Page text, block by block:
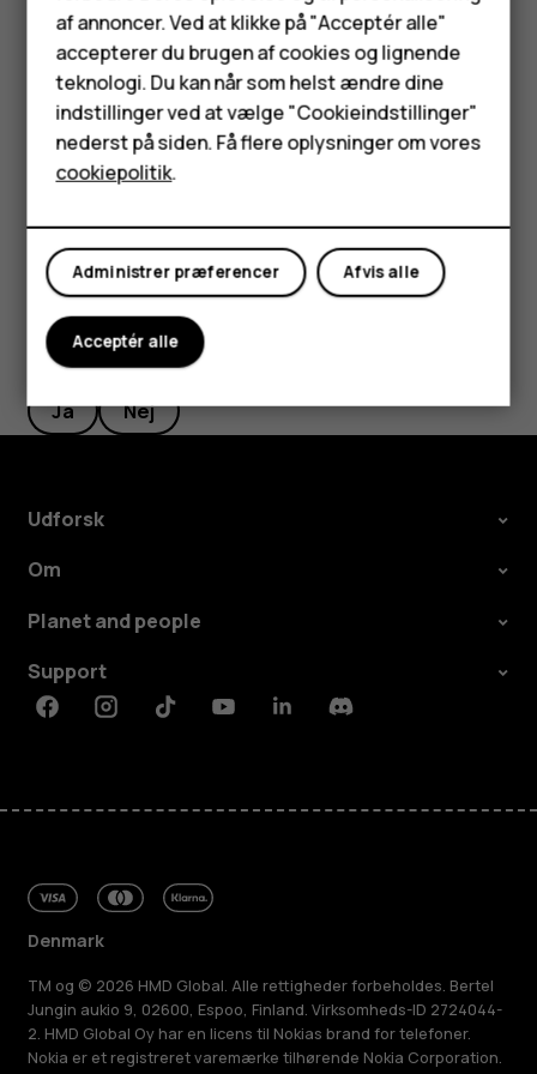
Feature-telefoner
Tilbehør
HMD Terra M
Tablets
Min konto
Indstillinger> System> Bevægelser >Lydløs, når
den tages op
, og slå funktionen til.
Hvis du vil kunne afvise et indgående opkald ved at
vende telefonen, skal du trykke påIndstillinger>
System>Bevægelser>Vend for at afvise opkald
og slå funktionen til.
Synes du, dette var nyttigt?
Ja Nej
Udforsk
Om
Planet and people
Support
FacebookInstagramTiktokYoutubeLinkedinDiscord
Denmark
TM og © 2026 HMD Global. Alle rettigheder forbeholdes. Bertel
Jungin aukio 9, 02600, Espoo, Finland. Virksomheds-ID 2724044-
2. HMD Global Oy har en licens til Nokias brand for telefoner.
Nokia er et registreret varemærke tilhørende Nokia Corporation.
af annoncer. Ved at klikke på "Acceptér alle"
accepterer du brugen af cookies og lignende
teknologi. Du kan når som helst ændre dine
indstillinger ved at vælge "Cookieindstillinger"
nederst på siden. Få flere oplysninger om vores
cookiepolitik.
Afvis alle
Administrer præferencer
Acceptér alle